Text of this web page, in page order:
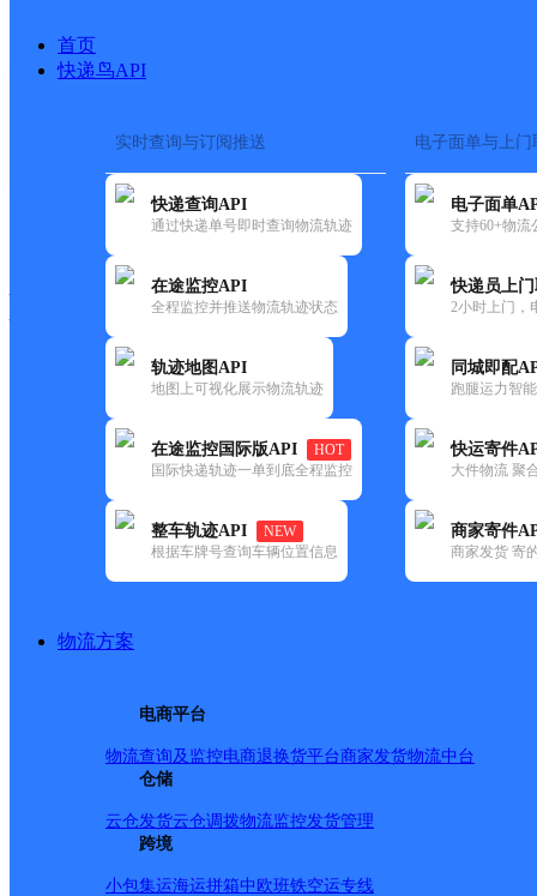
首页
快递鸟API
实时查询与订阅推送
快递查询API
通过快递单号即时查询物流轨迹
在途监控API
全程监控并推送物流轨迹状态
轨迹地图API
地图上可视化展示物流轨迹
在途监控国际版API
HOT
国际快递轨迹一单到底全程监控
整车轨迹API
NEW
根据车牌号查询车辆位置信息
电子面单与上门
电子面单
支持60+物流
快递员上
2小时上门，
同城即配
跑腿运力智
快运寄件
大件物流 聚
商家寄件
商家发货 寄
物流方案
电商平台
物流查询及监控电商退换货平台商家发货物流中台
仓储
云仓发货云仓调拨物流监控发货管理
跨境
小包集运海运拼箱中欧班铁空运专线
快运大全 快递时效
顺丰
翰林一品16栋101
更新时间：2021-11-26 00:00:00
所属快递：顺丰速运
所属区域：湖南省-湘西土家族苗族自治州-龙山县
网点地址：红旗大道翰林壹品东大门16栋101快递超市
网点负责人：